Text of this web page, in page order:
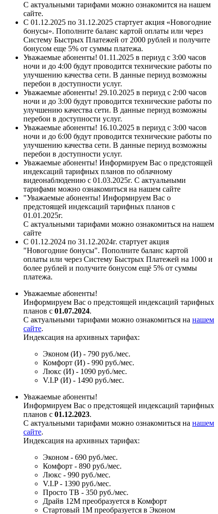
С актуальными тарифами можно ознакомится на нашем
сайте.
С 01.12.2025 по 31.12.2025 стартует акция «Новогодние
бонусы». Пополните баланс картой оплаты или через
Систему Быстрых Платежей от 2000 рублей и получите
бонусом еще 5% от суммы платежа.
Уважаемые абоненты! 01.11.2025 в периуд с 3:00 часов
ночи и до 4:00 будут проводится технические работы по
улучшению качества сети. В данные периуд возможны
перебои в доступности услуг.
Уважаемые абоненты! 29.10.2025 в периуд с 2:00 часов
ночи и до 3:00 будут проводится технические работы по
улучшению качества сети. В данные периуд возможны
перебои в доступности услуг.
Уважаемые абоненты! 16.10.2025 в периуд с 3:00 часов
ночи и до 6:00 будут проводится технические работы по
улучшению качества сети. В данные периуд возможны
перебои в доступности услуг.
Уважаемые абоненты! Информируем Вас о предстоящей
индексаций тарифных планов по облачному
видеонаблюдению с 01.03.2025г. С актуальными
тарифами можно ознакомиться на нашем сайте
"Уважаемые абоненты! Информируем Вас о
предстоящей индексаций тарифных планов с
01.01.2025г.
С актуальными тарифами можно ознакомиться на нашем
сайте
С 01.12.2024 по 31.12.2024г. стартует акция
"Новогодние бонусы". Пополните баланс картой
оплаты или через Систему Быстрых Платежей на 1000 и
более рублей и получите бонусом ещё 5% от суммы
платежа.
Уважаемые абоненты!
Информируем Вас о предстоящей индексаций тарифных
планов с 01.07.2024.
С актуальными тарифами можно ознакомиться на нашем
сайте.
Индексация на архивных тарифах:
Эконом (И) - 790 руб./мес.
Комфорт (И) - 990 руб./мес.
Люкс (И) - 1090 руб./мес.
V.I.P (И) - 1490 руб./мес.
Уважаемые абоненты!
Информируем Вас о предстоящей индексаций тарифных
планов с 01.12.2023.
С актуальными тарифами можно ознакомиться на нашем
сайте.
Индексация на архивных тарифах:
Эконом - 690 руб./мес.
Комфорт - 890 руб./мес.
Люкс - 990 руб./мес.
V.I.P - 1390 руб./мес.
Просто ТВ - 350 руб./мес.
Драйв 12М преобразуется в Комфорт
Стартовый 1М преобразуется в Эконом